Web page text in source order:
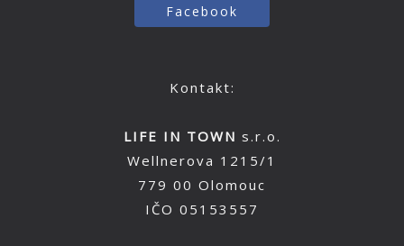
Facebook
Kontakt:
LIFE IN TOWN s.r.o.
Wellnerova 1215/1
779 00 Olomouc
IČO 05153557